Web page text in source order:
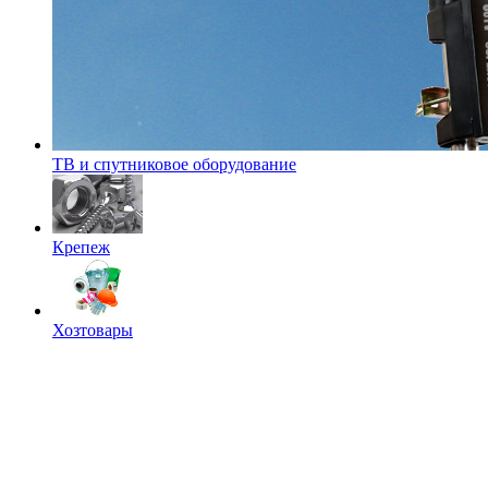
ТВ и спутниковое оборудование
Крепеж
Хозтовары